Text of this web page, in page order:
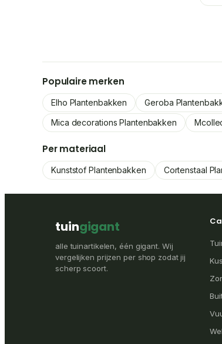
Populaire merken
Elho Plantenbakken Geroba
Mica decorations Plantenbakken
Per materiaal
Kunststof Plantenbakken Cortenstaal
tuingigant
alle tuinartikelen, één gigant. Wij
vergelijken prijzen per shop zodat jij
scherp scoort.